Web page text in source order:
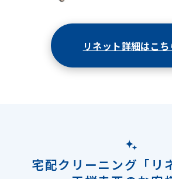
リネット詳細はこち
宅配クリーニング「リ